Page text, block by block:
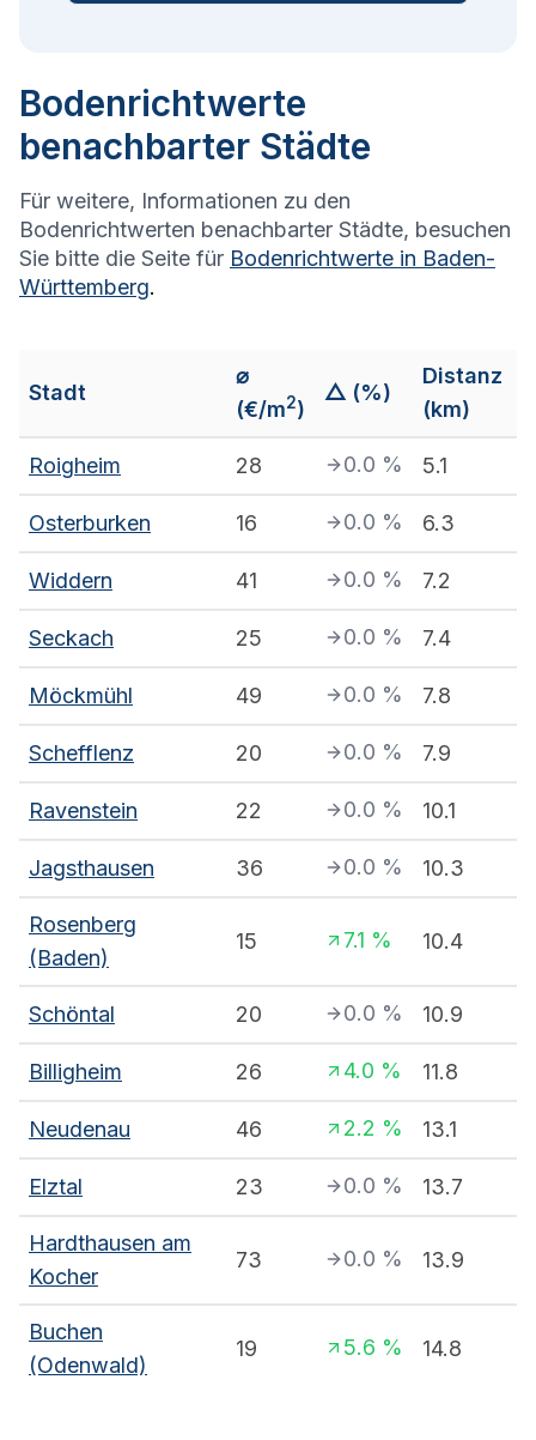
Bodenrichtwerte
benachbarter Städte
Für weitere, Informationen zu den
Bodenrichtwerten benachbarter Städte, besuchen
Sie bitte die Seite für Bodenrichtwerte in Baden-
Württemberg.
Stadt
⌀
(€/m2)
△ (%)
Distanz
(km)
Roigheim 28 0.0 % 5.1
Osterburken 16 0.0 % 6.3
Widdern 41 0.0 % 7.2
Seckach 25 0.0 % 7.4
Möckmühl 49 0.0 % 7.8
Schefflenz 20 0.0 % 7.9
Ravenstein 22 0.0 % 10.1
Jagsthausen 36 0.0 % 10.3
Rosenberg
(Baden)
15 7.1 % 10.4
Schöntal 20 0.0 % 10.9
Billigheim 26 4.0 % 11.8
Neudenau 46 2.2 % 13.1
Elztal 23 0.0 % 13.7
Hardthausen am
Kocher
73 0.0 % 13.9
Buchen
(Odenwald)
19 5.6 % 14.8